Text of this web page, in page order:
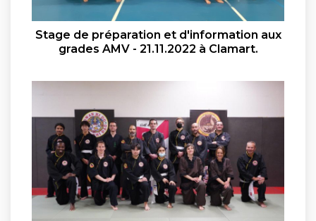
Stage de préparation et d'information aux
grades AMV - 21.11.2022 à Clamart.